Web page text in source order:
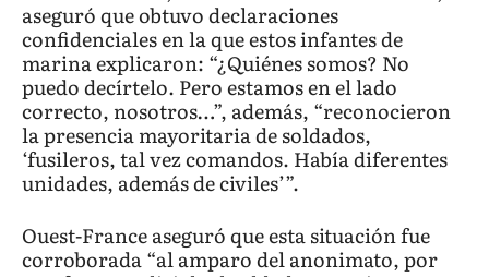
aseguró que obtuvo declaraciones
confidenciales en la que estos infantes de
marina explicaron: “¿Quiénes somos? No
puedo decírtelo. Pero estamos en el lado
correcto, nosotros…”, además, “reconocieron
la presencia mayoritaria de soldados,
‘fusileros, tal vez comandos. Había diferentes
unidades, además de civiles’”.
Ouest-France aseguró que esta situación fue
corroborada “al amparo del anonimato, por